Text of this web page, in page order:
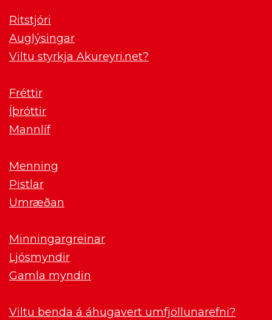
Ritstjóri
Auglýsingar
Viltu styrkja Akureyri.net?
Fréttir
Íþróttir
Mannlíf
Menning
Pistlar
Umræðan
Minningargreinar
Ljósmyndir
Gamla myndin
Viltu benda á áhugavert umfjöllunarefni?